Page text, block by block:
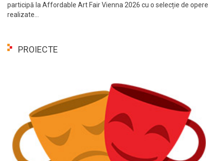
participă la Affordable Art Fair Vienna 2026 cu o selecție de opere
realizate...
PROIECTE